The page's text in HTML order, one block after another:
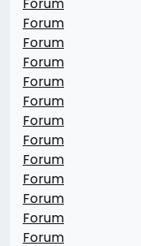
Forum
Forum
Forum
Forum
Forum
Forum
Forum
Forum
Forum
Forum
Forum
Forum